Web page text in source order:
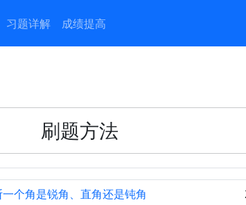
习题详解 成绩提高
刷题方法
一个角是锐角、直角还是钝角